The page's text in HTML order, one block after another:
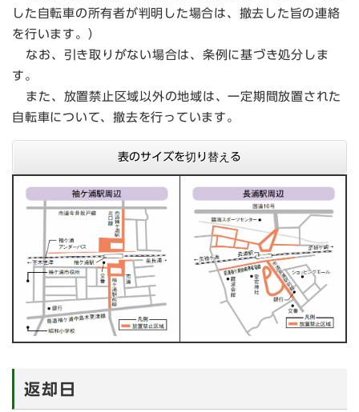
した自転車の所有者が判明した場合は、撤去した旨の連絡
を行います。）
なお、引き取りがない場合は、条例に基づき処分しま
す。
また、放置禁止区域以外の地域は、一定期間放置された
自転車について、撤去を行っています。
表のサイズを切り替える
返却日